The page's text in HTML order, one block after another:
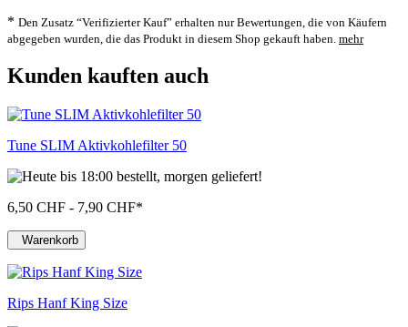
* Den Zusatz “Verifizierter Kauf” erhalten nur Bewertungen, die von Käufern
abgegeben wurden, die das Produkt in diesem Shop gekauft haben. mehr
Kunden kauften auch
Tune SLIM Aktivkohlefilter 50
6,50 CHF - 7,90 CHF*
Warenkorb
Rips Hanf King Size